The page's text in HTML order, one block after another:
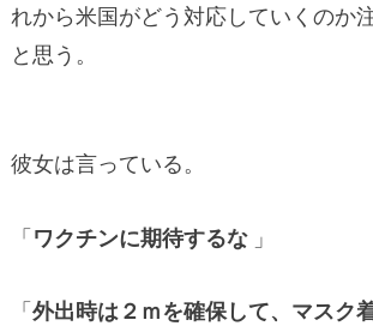
れから米国がどう対応していくのか
と思う。
彼女は言っている。
「ワクチンに期待するな」
「外出時は２ｍを確保して、マスク